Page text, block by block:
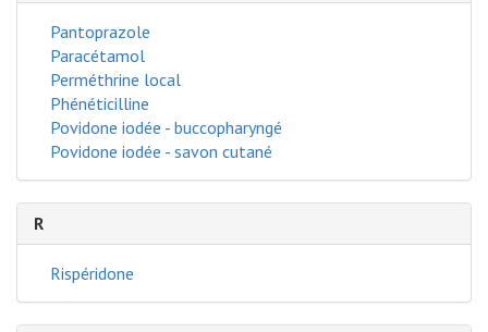
Pantoprazole
Paracétamol
Perméthrine local
Phénéticilline
Povidone iodée - buccopharyngé
Povidone iodée - savon cutané
R
Rispéridone